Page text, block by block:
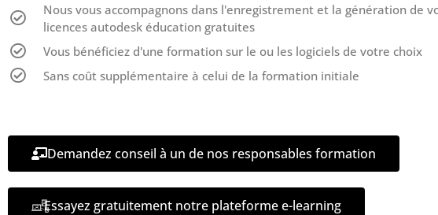
Nous vous accompagnons dans l'enregistrement et la génération de
licences autodesk éducation gratuites
Vous bénéficiez d'une formation sur le ou les logiciels de votre choix
Sans coût supplémentaire à celui de la formation initiale
Demandez conseil à un de nos responsables formation
Essayez gratuitement notre plateforme e-learning